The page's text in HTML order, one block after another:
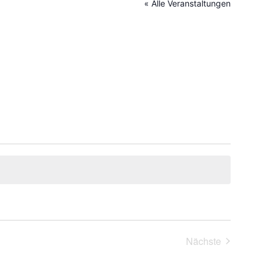
« Alle Veranstaltungen
Nächste